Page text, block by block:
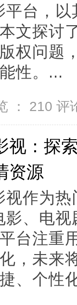
平台，
文探讨
权问题
性。...
： 210 评
视：探
资源
视作为
影、电
台注重
，未来
、个性